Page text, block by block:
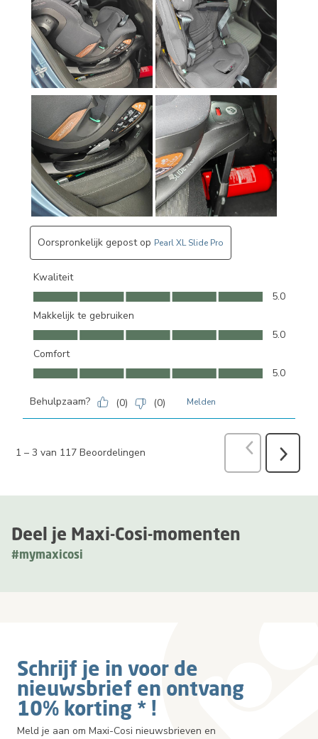
Deel je Maxi-Cosi-momenten
#mymaxicosi
Oorspronkelijk gepost op Pearl XL Slide Pro
Kwaliteit
Kwaliteit, 5.0 van 5
5.0
Makkelijk te gebruiken
Makkelijk te gebruiken, 5.0 van 5
5.0
Comfort
Comfort, 5.0 van 5
5.0
Behulpzaam? (0) (0) Melden
1 – 3 van 117 Beoordelingen Vorige
Schrijf je in voor de
nieuwsbrief en ontvang
10% korting * !
Meld je aan om Maxi-Cosi nieuwsbrieven en